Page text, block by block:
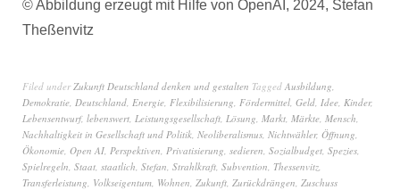
© Abbildung erzeugt mit Hilfe von OpenAI, 2024, Stefan
Theßenvitz
Filed underZukunft Deutschland denken und gestalten Tagged Ausbildung,
Demokratie, Deutschland, Energie, Flexibilisierung, Fördermittel, Geld, Idee, Kinder,
Lebensentwurf, lebenswert, Leistungsgesellschaft, Lösung, Markt, Märkte, Mensch,
Nachhaltigkeit in Gesellschaft und Politik, Neoliberalismus, Nichtwähler, Öffnung,
Ökonomie, Open AI, Perspektiven, Privatisierung, sedieren, Sozialbudget, Spezies,
Spielregeln, Staat, staatlich, Stefan, Strahlkraft, Subvention, Thessenvitz,
Transferleistung, Volkseigentum, Wohnen, Zukunft, Zurückdrängen, Zuschuss